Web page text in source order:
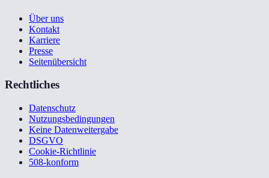
Über uns
Kontakt
Karriere
Presse
Seitenübersicht
Rechtliches
Datenschutz
Nutzungsbedingungen
Keine Datenweitergabe
DSGVO
Cookie-Richtlinie
508-konform